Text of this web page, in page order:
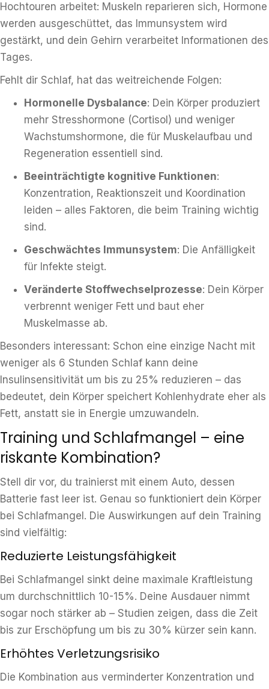
Hochtouren arbeitet: Muskeln reparieren sich, Hormone
werden ausgeschüttet, das Immunsystem wird
gestärkt, und dein Gehirn verarbeitet Informationen des
Tages.
Fehlt dir Schlaf, hat das weitreichende Folgen:
Hormonelle Dysbalance: Dein Körper produziert
mehr Stresshormone (Cortisol) und weniger
Wachstumshormone, die für Muskelaufbau und
Regeneration essentiell sind.
Beeinträchtigte kognitive Funktionen:
Konzentration, Reaktionszeit und Koordination
leiden – alles Faktoren, die beim Training wichtig
sind.
Geschwächtes Immunsystem: Die Anfälligkeit
für Infekte steigt.
Veränderte Stoffwechselprozesse: Dein Körper
verbrennt weniger Fett und baut eher
Muskelmasse ab.
Besonders interessant: Schon eine einzige Nacht mit
weniger als 6 Stunden Schlaf kann deine
Insulinsensitivität um bis zu 25% reduzieren – das
bedeutet, dein Körper speichert Kohlenhydrate eher als
Fett, anstatt sie in Energie umzuwandeln.
Training und Schlafmangel – eine
riskante Kombination?
Stell dir vor, du trainierst mit einem Auto, dessen
Batterie fast leer ist. Genau so funktioniert dein Körper
bei Schlafmangel. Die Auswirkungen auf dein Training
sind vielfältig:
Reduzierte Leistungsfähigkeit
Bei Schlafmangel sinkt deine maximale Kraftleistung
um durchschnittlich 10-15%. Deine Ausdauer nimmt
sogar noch stärker ab – Studien zeigen, dass die Zeit
bis zur Erschöpfung um bis zu 30% kürzer sein kann.
Erhöhtes Verletzungsrisiko
Die Kombination aus verminderter Konzentration und